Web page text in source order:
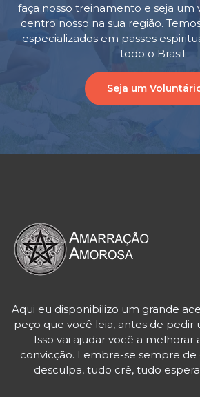
faça nosso treinamento e seja
centro nosso na sua região.
especializados em passes
todo o Brasil.
Seja um
Aqui eu disponibilizo um grande
peço que você leia, antes de pedir
Isso vai ajudar você a melhorar
convicção. Lembre-se sempre
desculpa, tudo crê, tudo